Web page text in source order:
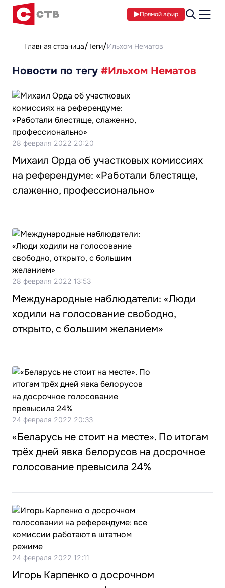
Прямой эфир
Главная страница Теги Ильхом Нематов
Новости по тегу #Ильхом Нематов
28 февраля 2022 20:20
Михаил Орда об участковых комиссиях
на референдуме: «Работали блестяще,
слаженно, профессионально»
28 февраля 2022 13:53
Международные наблюдатели: «Люди
ходили на голосование свободно,
открыто, с большим желанием»
24 февраля 2022 20:33
«Беларусь не стоит на месте». По итогам
трёх дней явка белорусов на досрочное
голосование превысила 24%
24 февраля 2022 12:11
Игорь Карпенко о досрочном